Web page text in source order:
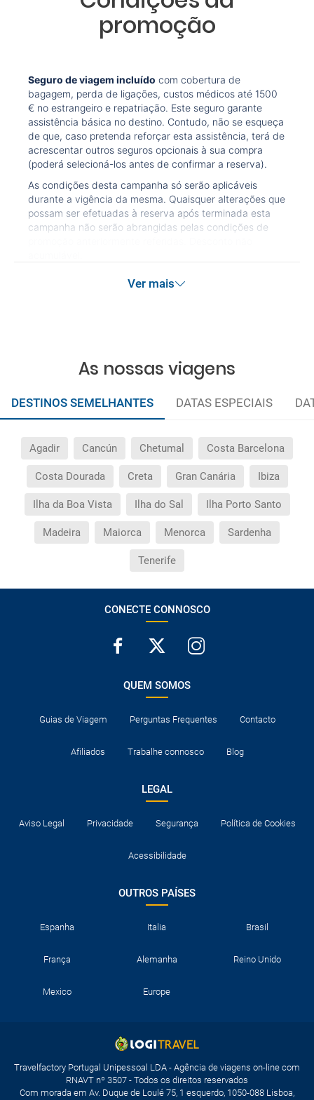
promoção
Seguro de viagem incluído com cobertura de
bagagem, perda de ligações, custos médicos até 1500
€ no estrangeiro e repatriação. Este seguro garante
assistência básica no destino. Contudo, não se esqueça
de que, caso pretenda reforçar esta assistência, terá de
acrescentar outros seguros opcionais à sua compra
(poderá selecioná-los antes de confirmar a reserva).
As condições desta campanha só serão aplicáveis
durante a vigência da mesma. Quaisquer alterações que
possam ser efetuadas à reserva após terminada esta
campanha não serão abrangidas pelas condições de
Ver mais
As nossas viagens
DESTINOS SEMELHANTES DATAS ESPECIAIS
Agadir Cancún Chetumal Costa Barcelona
Costa Dourada Creta Gran Canária Ibiza
Ilha da Boa Vista Ilha do Sal Ilha Porto Santo
Madeira Maiorca Menorca Sardenha
Tenerife
CONECTE CONNOSCO
QUEM SOMOS
Guias de Viagem Perguntas Frequentes Contacto
Afiliados Trabalhe connosco Blog
LEGAL
Aviso Legal Privacidade Segurança Política de Cookies
Acessibilidade
OUTROS PAÍSES
Espanha Italia Brasil
França Alemanha Reino Unido
Mexico Europe
Travelfactory Portugal Unipessoal LDA - Agência de viagens on-line com
RNAVT nº 3507 - Todos os direitos reservados
Com morada em Av. Duque de Loulé 75, 1 esquerdo, 1050-088 Lisboa,